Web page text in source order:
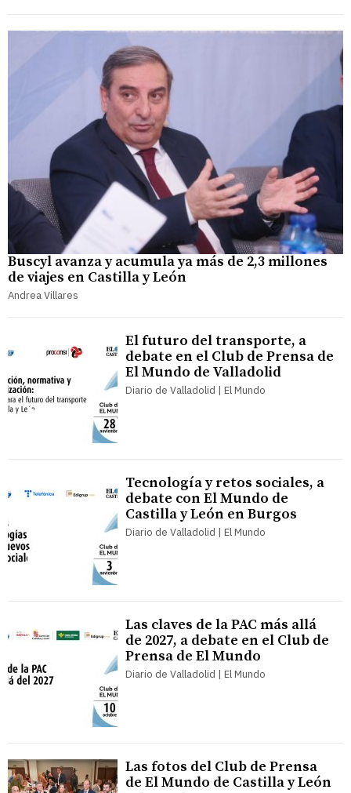
Buscyl avanza y acumula ya más de 2,3 millones
de viajes en Castilla y León
Andrea Villares
El futuro del transporte, a
debate en el Club de Prensa de
El Mundo de Valladolid
Diario de Valladolid | El Mundo
Tecnología y retos sociales, a
debate con El Mundo de
Castilla y León en Burgos
Diario de Valladolid | El Mundo
Las claves de la PAC más allá
de 2027, a debate en el Club de
Prensa de El Mundo
Diario de Valladolid | El Mundo
Las fotos del Club de Prensa
de El Mundo de Castilla y León